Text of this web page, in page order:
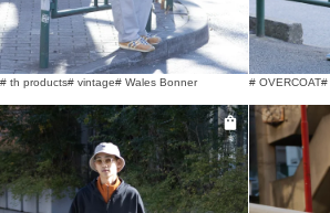
# th products# vintage# Wales Bonner # OVERCOAT#